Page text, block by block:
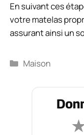
En suivant ces
votre matelas
assurant ainsi un
Catégories
Maison